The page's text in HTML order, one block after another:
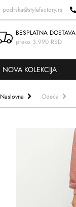
podrska@stylefactory.rs
BESPLATNA DOSTAVA
preko 3.990 RSD
NOVA KOLEKCIJA
Naslovna Odeća